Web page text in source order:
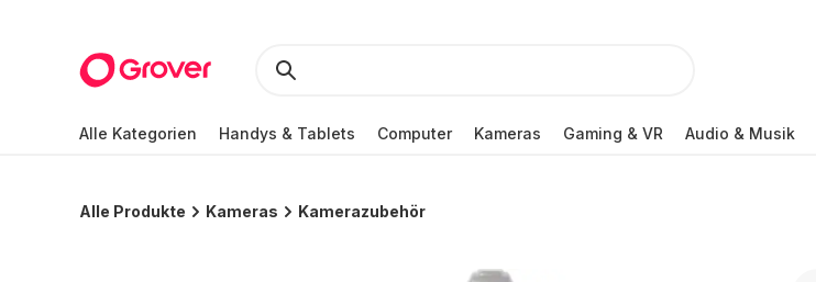
Alle Kategorien Handys & Tablets Computer Kameras Gaming & VR Audio & Musik
Alle Produkte Kameras Kamerazubehör